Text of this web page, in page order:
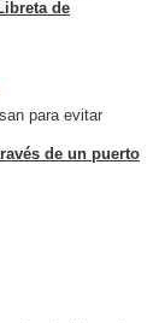
de
para evitar
de un puerto